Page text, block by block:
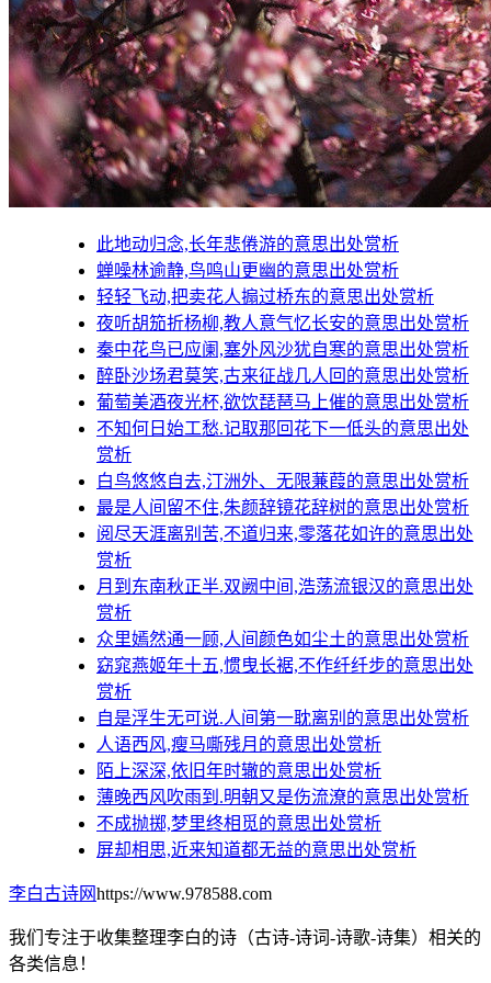
此地动归念,长年悲倦游的意思出处赏析
蝉噪林逾静,鸟鸣山更幽的意思出处赏析
轻轻飞动,把卖花人搧过桥东的意思出处赏析
夜听胡笳折杨柳,教人意气忆长安的意思出处赏析
秦中花鸟已应阑,塞外风沙犹自寒的意思出处赏析
醉卧沙场君莫笑,古来征战几人回的意思出处赏析
葡萄美酒夜光杯,欲饮琵琶马上催的意思出处赏析
不知何日始工愁.记取那回花下一低头的意思出处
赏析
白鸟悠悠自去,汀洲外、无限蒹葭的意思出处赏析
最是人间留不住,朱颜辞镜花辞树的意思出处赏析
阅尽天涯离别苦,不道归来,零落花如许的意思出处
赏析
月到东南秋正半.双阙中间,浩荡流银汉的意思出处
赏析
众里嫣然通一顾,人间颜色如尘土的意思出处赏析
窈窕燕姬年十五,惯曳长裾,不作纤纤步的意思出处
赏析
自是浮生无可说.人间第一耽离别的意思出处赏析
人语西风,瘦马嘶残月的意思出处赏析
陌上深深,依旧年时辙的意思出处赏析
薄晚西风吹雨到.明朝又是伤流潦的意思出处赏析
不成抛掷,梦里终相觅的意思出处赏析
屏却相思,近来知道都无益的意思出处赏析
李白古诗网https://www.978588.com
我们专注于收集整理李白的诗（古诗-诗词-诗歌-诗集）相关的
各类信息！